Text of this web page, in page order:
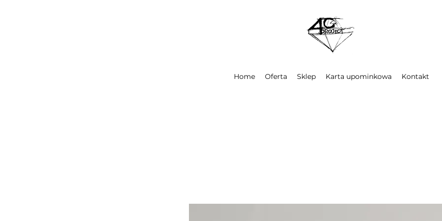
Home Oferta Sklep Karta upominkowa Kontakt